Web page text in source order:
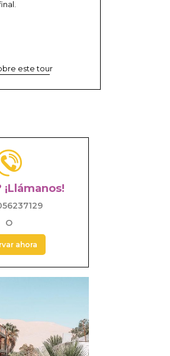
este tour
¡Llámanos!
O
ahora